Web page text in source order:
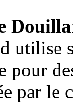
utilise
pour
par le